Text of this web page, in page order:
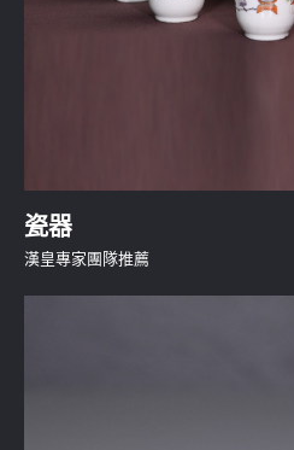
瓷器
漢皇專家團隊推薦